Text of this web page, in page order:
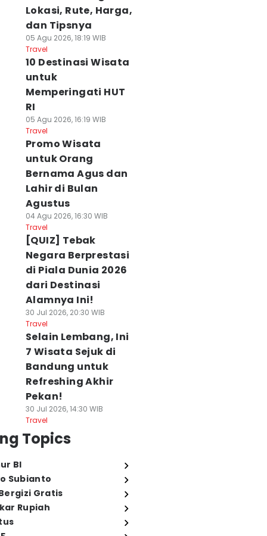
Lokasi, Rute, Harga,
dan Tipsnya
05 Agu 2026, 18:19 WIB
Travel
10 Destinasi Wisata
untuk
Memperingati HUT
RI
05 Agu 2026, 16:19 WIB
Travel
Promo Wisata
untuk Orang
Bernama Agus dan
Lahir di Bulan
Agustus
04 Agu 2026, 16:30 WIB
Travel
[QUIZ] Tebak
Negara Berprestasi
di Piala Dunia 2026
dari Destinasi
Alamnya Ini!
30 Jul 2026, 20:30 WIB
Travel
Selain Lembang, Ini
7 Wisata Sejuk di
Bandung untuk
Refreshing Akhir
Pekan!
30 Jul 2026, 14:30 WIB
Travel
Topics
BI
Subianto
Gratis
Rupiah